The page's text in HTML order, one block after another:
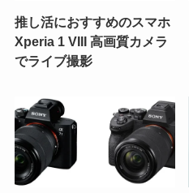
推し活におすすめのスマホ
Xperia 1 VIII 高画質カメラ
でライブ撮影